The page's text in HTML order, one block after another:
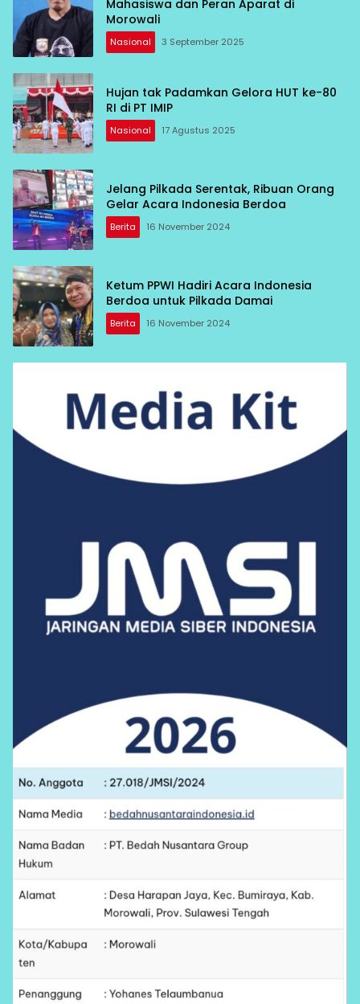
Mahasiswa dan Peran Aparat di
Morowali
Nasional 3 September 2025
Hujan tak Padamkan Gelora HUT ke-80
RI di PT IMIP
Nasional 17 Agustus 2025
Jelang Pilkada Serentak, Ribuan Orang
Gelar Acara Indonesia Berdoa
Berita 16 November 2024
Ketum PPWI Hadiri Acara Indonesia
Berdoa untuk Pilkada Damai
Berita 16 November 2024